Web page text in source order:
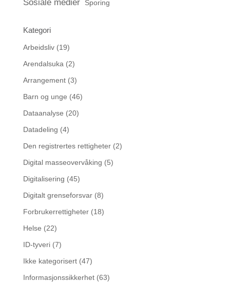
Sosiale medier Sporing
Kategori
Arbeidsliv(19)
Arendalsuka (2)
Arrangement(3)
Barn og unge (46)
Dataanalyse (20)
Datadeling (4)
Den registrertes rettigheter(2)
Digital masseovervåking (5)
Digitalisering (45)
Digitalt grenseforsvar(8)
Forbrukerrettigheter(18)
Helse (22)
ID-tyveri(7)
Ikke kategorisert(47)
Informasjonssikkerhet(63)